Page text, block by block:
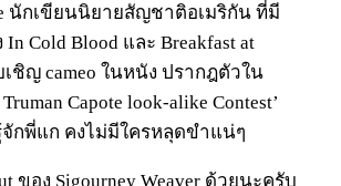
นักเขียนนิยายสัญชาติอเมริกัน ที่มี
Cold Blood และ Breakfast at
เชิญ cameo ในหนัง ปรากฎตัวใน
Capote look-alike Contest’
กพี่แก คงไม่มีใครหลุดขำแน่ๆ
ของ Sigourney Weaver ด้วยนะครับ